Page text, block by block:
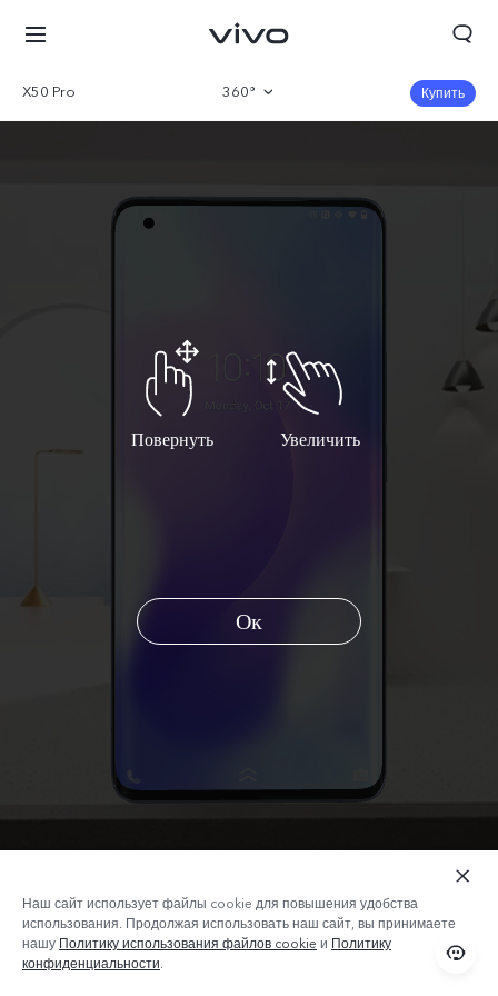
Россия | Выберите страну/регион
X50 Pro 360°
Характеристики
Купить
Увеличить
Повернуть
Ок
Наш сайт использует файлы cookie для повышения удобства
использования. Продолжая использовать наш сайт, вы принимаете
нашу Политику использования файлов cookie и Политику
конфиденциальности.